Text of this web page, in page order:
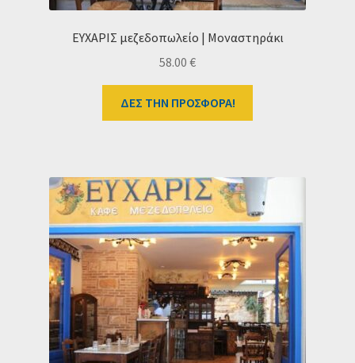
ΕΥΧΑΡΙΣ μεζεδοπωλείο | Μοναστηράκι
58.00 €
ΔΕΣ ΤΗΝ ΠΡΟΣΦΟΡΑ!